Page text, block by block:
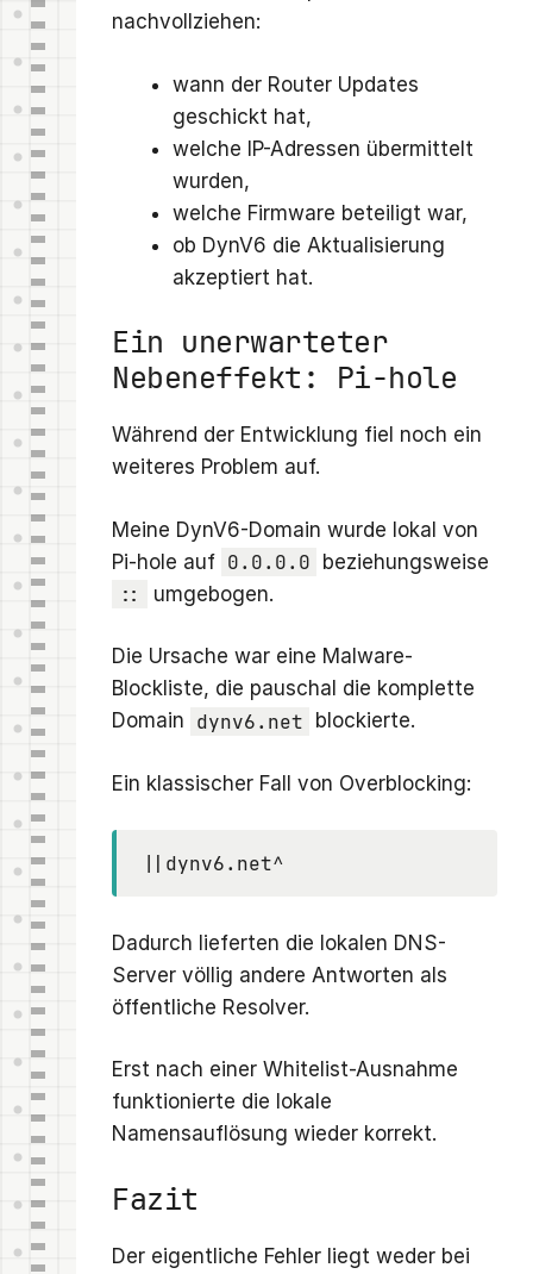
nachvollziehen:
wann der Router Updates
geschickt hat,
welche IP-Adressen übermittelt
wurden,
welche Firmware beteiligt war,
ob DynV6 die Aktualisierung
akzeptiert hat.
Ein unerwarteter
Nebeneffekt: Pi-hole
Während der Entwicklung fiel noch ein
weiteres Problem auf.
Meine DynV6-Domain wurde lokal von
Pi-hole auf 0.0.0.0 beziehungsweise
:: umgebogen.
Die Ursache war eine Malware-
Blockliste, die pauschal die komplette
Domain dynv6.net blockierte.
Ein klassischer Fall von Overblocking:
||dynv6.net^
Dadurch lieferten die lokalen DNS-
Server völlig andere Antworten als
öffentliche Resolver.
Erst nach einer Whitelist-Ausnahme
funktionierte die lokale
Namensauflösung wieder korrekt.
Fazit
Der eigentliche Fehler liegt weder bei